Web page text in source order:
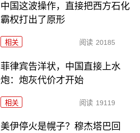
中国这波操作，直接把西方石化
霸权打出了原形
相关 阅读 20185
菲律宾告洋状，中国直接上水
炮：炮灰代价才开始
相关 阅读 19119
美伊停火是幌子？穆杰塔巴回